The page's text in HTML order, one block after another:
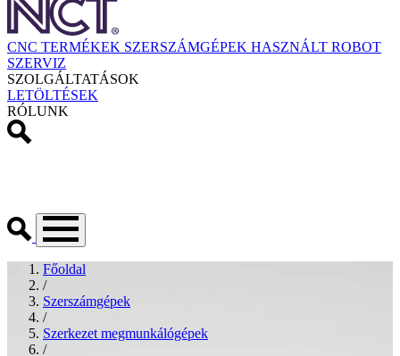
CNC TERMÉKEK SZERSZÁMGÉPEK HASZNÁLT ROBOT
SZERVIZ
SZOLGÁLTATÁSOK
LETÖLTÉSEK
RÓLUNK
Főoldal
/
Szerszámgépek
/
Szerkezet megmunkálógépek
/